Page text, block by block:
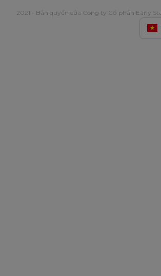
2021 - Bản quyền của Công ty Cổ phần Early